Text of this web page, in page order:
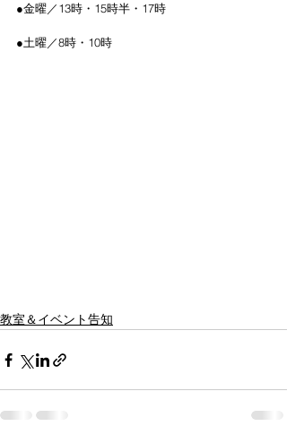
●金曜／13時・15時半・17時
●土曜／8時・10時
教室＆イベント告知